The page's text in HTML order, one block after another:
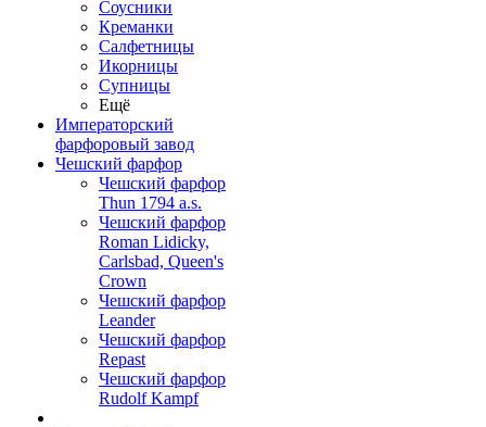
Соусники
Креманки
Салфетницы
Икорницы
Супницы
Ещё
Императорский
фарфоровый завод
Чешский фарфор
Чешский фарфор
Thun 1794 a.s.
Чешский фарфор
Roman Lidicky,
Carlsbad, Queen's
Crown
Чешский фарфор
Leander
Чешский фарфор
Repast
Чешский фарфор
Rudolf Kampf